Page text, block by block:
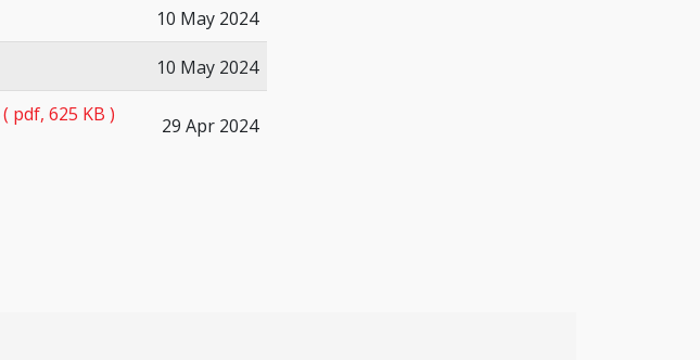
10 May 2024
10 May 2024
( pdf, 625 KB ) 29 Apr 2024